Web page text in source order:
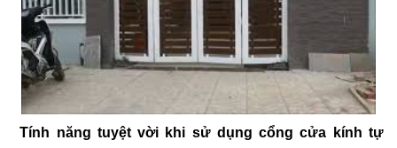
Tính năng tuyệt vời khi sử dụng cổng cửa kính tự